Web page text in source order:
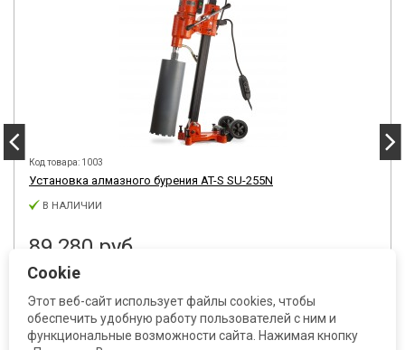
Код товара: 1003
Установка алмазного бурения AT-S SU-255N
В НАЛИЧИИ
89 280 руб.
Cookie
Этот веб-сайт использует файлы cookies, чтобы
обеспечить удобную работу пользователей с ним и
функциональные возможности сайта. Нажимая кнопку